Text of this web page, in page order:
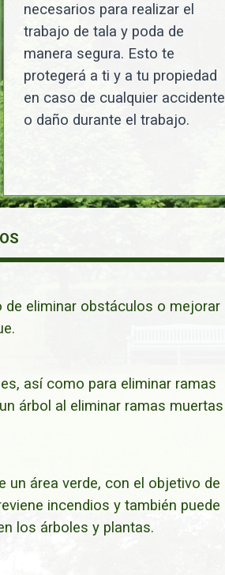
necesarios para realizar el
trabajo de tala y poda de
manera segura. Esto te
protegerá a ti y a tu propiedad
en caso de cualquier accidente
o daño durante el trabajo.
eliminar obstáculos o mejorar
así como para eliminar ramas
árbol al eliminar ramas muertas
un área verde, con el objetivo de
incendios y también puede
los árboles y plantas.